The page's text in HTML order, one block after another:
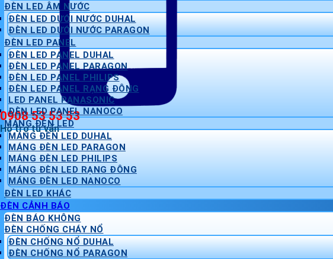
0908 53 53 53
Hỗ trợ tư vấn
ĐÈN LED ÂM NƯỚC
ĐÈN LED DƯỚI NƯỚC DUHAL
ĐÈN LED DƯỚI NƯỚC PARAGON
ĐÈN LED PANEL
ĐÈN LED PANEL DUHAL
ĐÈN LED PANEL PARAGON
ĐÈN LED PANEL PHILIPS
ĐÈN LED PANEL RẠNG ĐÔNG
LED PANEL PANASONIC
ĐÈN LED PANEL NANOCO
MÁNG ĐÈN LED
MÁNG ĐÈN LED DUHAL
MÁNG ĐÈN LED PARAGON
MÁNG ĐÈN LED PHILIPS
MÁNG ĐÈN LED RẠNG ĐÔNG
MÁNG ĐÈN LED NANOCO
ĐÈN LED KHÁC
ĐÈN CẢNH BÁO
ĐÈN BÁO KHÔNG
ĐÈN CHỐNG CHÁY NỔ
ĐÈN CHỐNG NỔ DUHAL
ĐÈN CHỐNG NỔ PARAGON